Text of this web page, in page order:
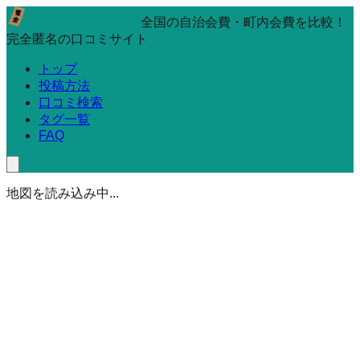
全国の自治会費・町内会費を比較！
完全匿名の口コミサイト
トップ
投稿方法
口コミ検索
タグ一覧
FAQ
地図を読み込み中...